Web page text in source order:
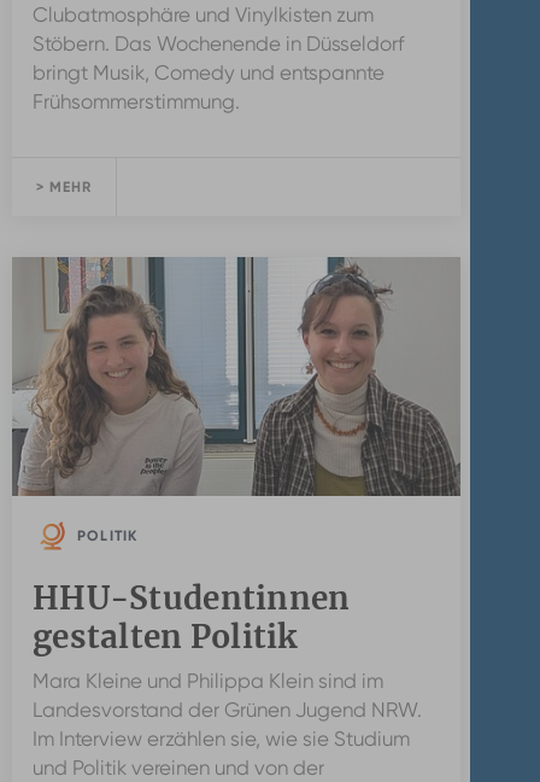
Clubatmosphäre und Vinylkisten zum
Stöbern. Das Wochenende in Düsseldorf
bringt Musik, Comedy und entspannte
Frühsommerstimmung.
> MEHR
POLITIK
HHU-Studentinnen
gestalten Politik
Mara Kleine und Philippa Klein sind im
Landesvorstand der Grünen Jugend NRW.
Im Interview erzählen sie, wie sie Studium
und Politik vereinen und von der